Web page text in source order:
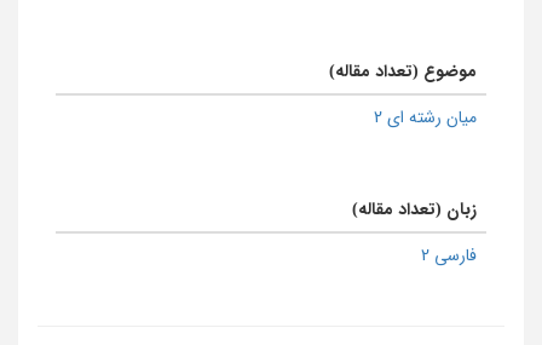
موضوع (تعداد مقاله)
میان رشته ای 2
زبان (تعداد مقاله)
فارسی 2